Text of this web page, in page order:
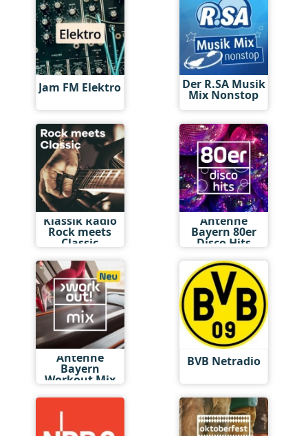
Jam FM Elektro Der R.SA Musik
Mix Nonstop
Klassik Radio
Rock meets
Classic
Antenne
Bayern 80er
Disco Hits
Antenne
Bayern
Workout Mix
BVB Netradio